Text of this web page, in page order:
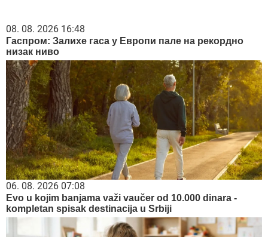
08. 08. 2026 16:48
Гаспром: Залихе гаса у Европи пале на рекордно
низак ниво
06. 08. 2026 07:08
Evo u kojim banjama važi vaučer od 10.000 dinara -
kompletan spisak destinacija u Srbiji